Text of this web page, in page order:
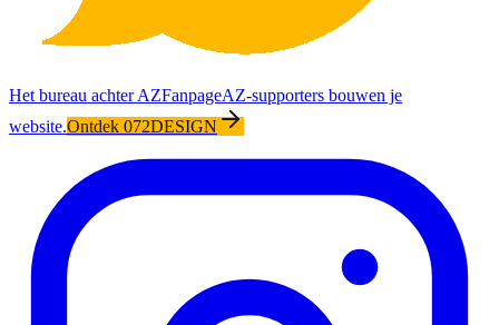
Het bureau achter AZFanpageAZ-supporters bouwen je
website.Ontdek 072DESIGN